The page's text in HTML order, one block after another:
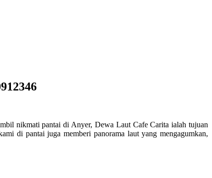
nikmati pantai di Anyer, Dewa Laut Cafe Carita ialah tujuan
di pantai juga memberi panorama laut yang mengagumkan,